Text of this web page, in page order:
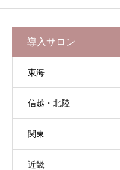
導入サロン
東海
信越・北陸
関東
近畿